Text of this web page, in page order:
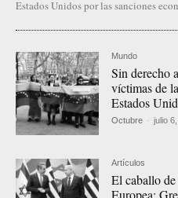
Estados Unidos por las sanciones
Mundo
Sin derecho
víctimas de
Estados
Octubre - julio
Artículos
El caballo
Europea: